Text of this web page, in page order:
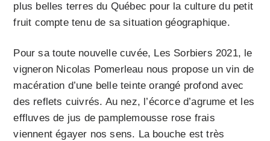
plus belles terres du Québec pour la culture du petit
fruit compte tenu de sa situation géographique.
Pour sa toute nouvelle cuvée, Les Sorbiers 2021, le
vigneron Nicolas Pomerleau nous propose un vin de
macération d’une belle teinte orangé profond avec
des reflets cuivrés. Au nez, l’écorce d’agrume et les
effluves de jus de pamplemousse rose frais
viennent égayer nos sens. La bouche est très